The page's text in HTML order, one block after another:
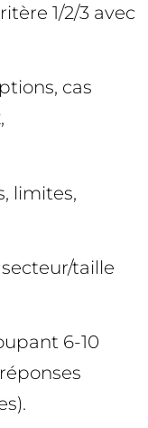
1/2/3 avec
cas
limites,
secteur/taille
6-10